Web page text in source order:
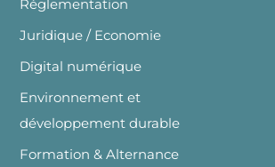
Réglementation
Juridique / Economie
Digital numérique
Environnement et
développement durable
Formation & Alternance